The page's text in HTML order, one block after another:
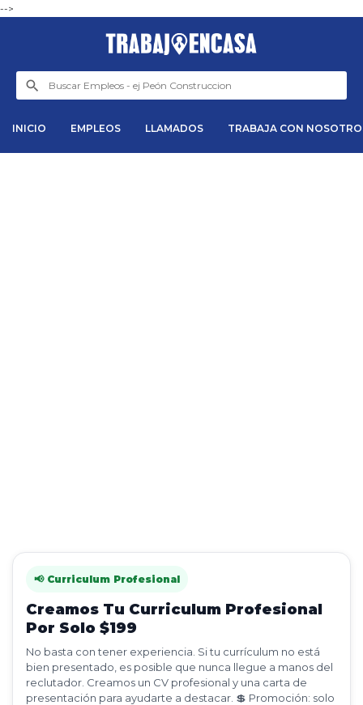
-->
INICIO EMPLEOS LLAMADOS TRABAJA CON
📢 Curriculum Profesional
Creamos Tu Curriculum Profesional
Por Solo $199
No basta con tener experiencia. Si tu currículum no está
bien presentado, es posible que nunca llegue a manos del
reclutador. Creamos un CV profesional y una carta de
presentación para ayudarte a destacar. 💲 Promoción: solo